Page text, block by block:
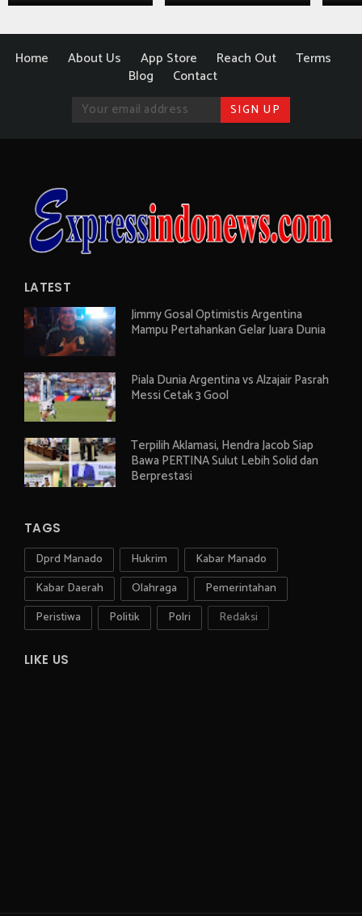
Home About Us App Store Reach Out
Terms
Blog
Contact
LATEST
Jimmy Gosal Optimistis Argentina
Mampu Pertahankan Gelar Juara Dunia
Piala Dunia Argentina vs Alzajair Pasrah
Messi Cetak 3 Gool
Terpilih Aklamasi, Hendra Jacob Siap
Bawa PERTINA Sulut Lebih Solid dan
Berprestasi
TAGS
Dprd Manado Hukrim
Kabar Manado
Kabar Daerah
Olahraga
Pemerintahan
Peristiwa
Politik Polri Redaksi
LIKE US